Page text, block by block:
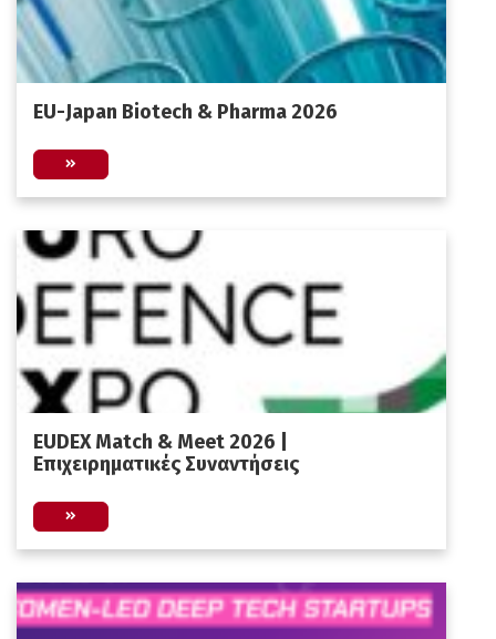
EU-Japan Biotech & Pharma 2026
EUDEX Match & Meet 2026 |
Επιχειρηματικές Συναντήσεις